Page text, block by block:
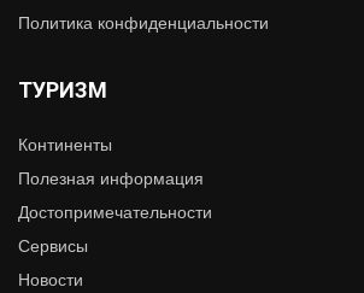
Политика конфиденциальности
ТУРИЗМ
Континенты
Полезная информация
Достопримечательности
Сервисы
Новости